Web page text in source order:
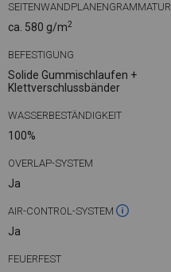
SEITENWANDPLANENGRAMMATUR
ca. 580 g/m2
BEFESTIGUNG
Solide Gummischlaufen +
Klettverschlussbänder
WASSERBESTÄNDIGKEIT
100%
OVERLAP-SYSTEM
Ja
AIR-CONTROL-SYSTEM
Ja
FEUERFEST